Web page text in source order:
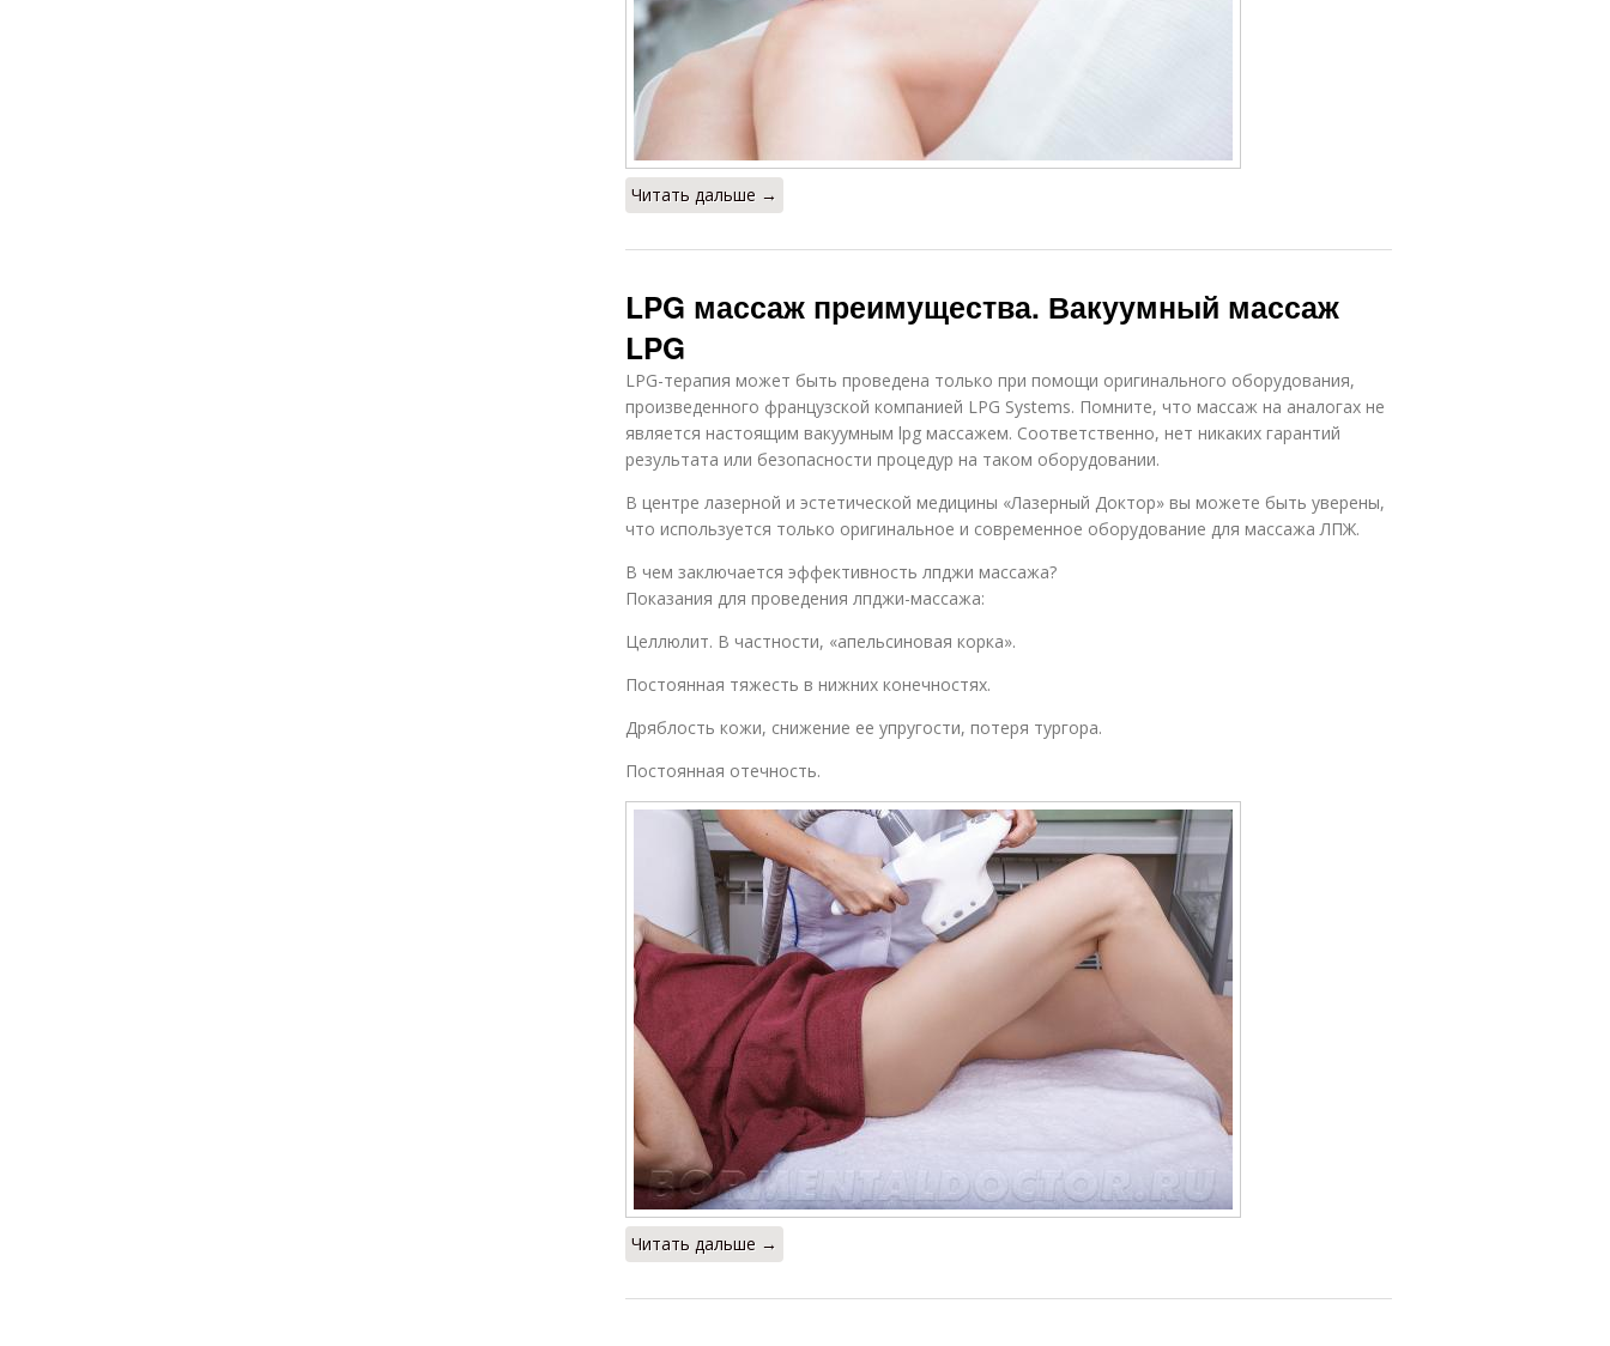
Читать дальше →
LPG массаж преимущества. Вакуумный массаж
LPG
LPG-терапия может быть проведена только при помощи оригинального оборудования,
произведенного французской компанией LPG Systems. Помните, что массаж на аналогах не
является настоящим вакуумным lpg массажем. Соответственно, нет никаких гарантий
результата или безопасности процедур на таком оборудовании.
В центре лазерной и эстетической медицины «Лазерный Доктор» вы можете быть уверены,
что используется только оригинальное и современное оборудование для массажа ЛПЖ.
В чем заключается эффективность лпджи массажа?
Показания для проведения лпджи-массажа:
Целлюлит. В частности, «апельсиновая корка».
Постоянная тяжесть в нижних конечностях.
Дряблость кожи, снижение ее упругости, потеря тургора.
Постоянная отечность.
Читать дальше →